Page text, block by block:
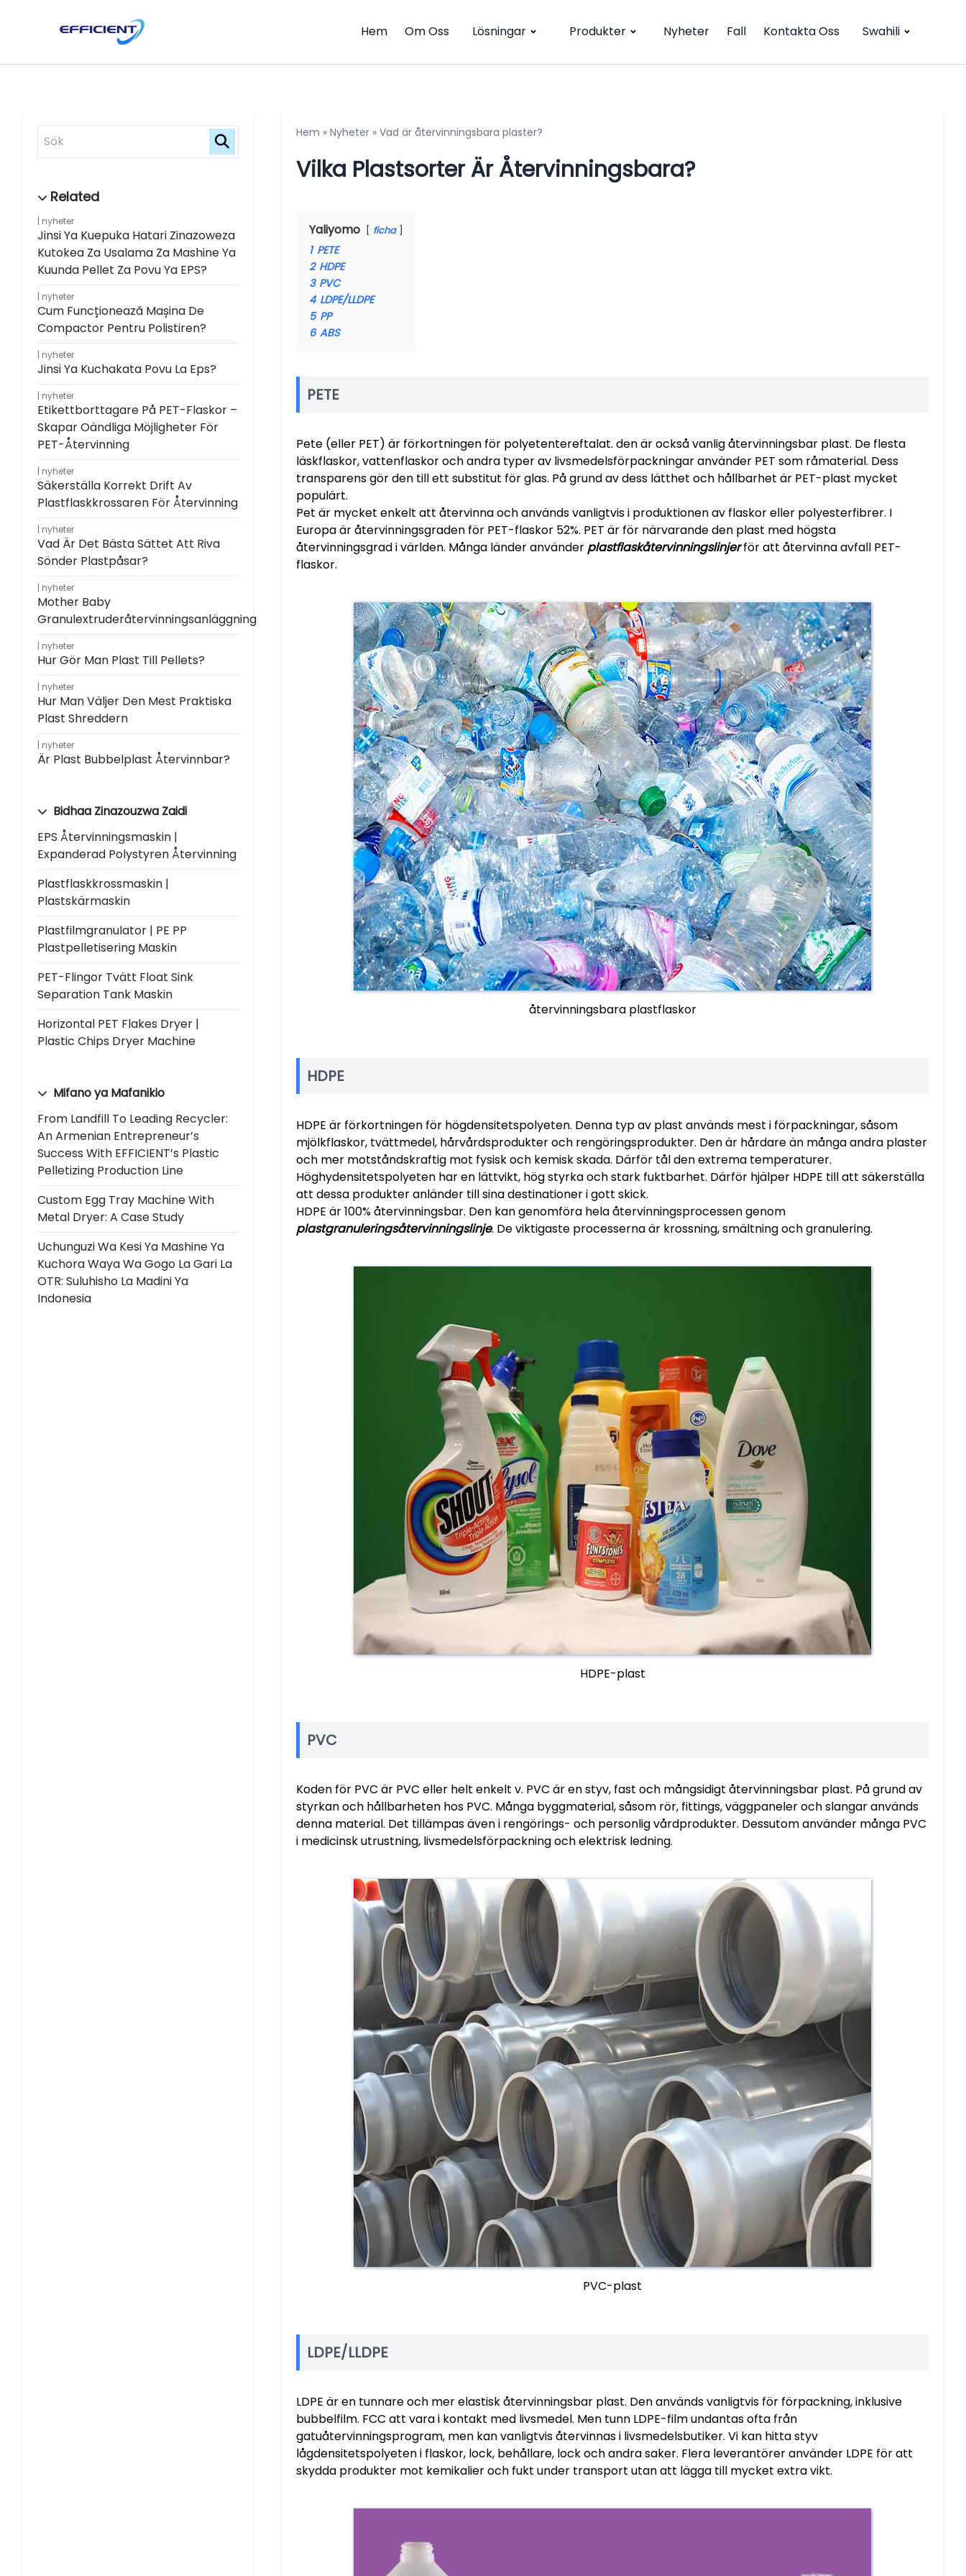
Hem Om Oss Lösningar Produkter Nyheter Fall Kontakta Oss Swahili
nyheter
Jinsi Ya Kuepuka Hatari Zinazoweza
Kutokea Za Usalama Za Mashine Ya
Kuunda Pellet Za Povu Ya EPS?
nyheter
Cum Funcționează Mașina De
Compactor Pentru Polistiren?
nyheter
Jinsi Ya Kuchakata Povu La Eps?
nyheter
Etikettborttagare På PET-Flaskor –
Skapar Oändliga Möjligheter För
PET-Återvinning
nyheter
Säkerställa Korrekt Drift Av
Plastflaskkrossaren För Återvinning
nyheter
Vad Är Det Bästa Sättet Att Riva
Sönder Plastpåsar?
nyheter
Mother Baby
Granulextruderåtervinningsanläggning
nyheter
Hur Gör Man Plast Till Pellets?
nyheter
Hur Man Väljer Den Mest Praktiska
Plast Shreddern
nyheter
Är Plast Bubbelplast Återvinnbar?
Bidhaa Zinazouzwa Zaidi
EPS Återvinningsmaskin |
Expanderad Polystyren Återvinning
Plastflaskkrossmaskin |
Plastskärmaskin
Plastfilmgranulator | PE PP
Plastpelletisering Maskin
PET-Flingor Tvätt Float Sink
Separation Tank Maskin
Horizontal PET Flakes Dryer |
Plastic Chips Dryer Machine
Mifano ya Mafanikio
From Landfill To Leading Recycler:
An Armenian Entrepreneur’s
Success With EFFICIENT’s Plastic
Pelletizing Production Line
Custom Egg Tray Machine With
Metal Dryer: A Case Study
Uchunguzi Wa Kesi Ya Mashine Ya
Kuchora Waya Wa Gogo La Gari La
OTR: Suluhisho La Madini Ya
Indonesia
Hem » Nyheter » Vad är återvinningsbara plaster?
Vilka Plastsorter Är Återvinningsbara?
Yaliyomo ficha
1 PETE
2 HDPE
3 PVC
4 LDPE/LLDPE
5 PP
6 ABS
PETE
Pete (eller PET) är förkortningen för polyetentereftalat. den är också vanlig återvinningsbar plast. De flesta
läskflaskor, vattenflaskor och andra typer av livsmedelsförpackningar använder PET som råmaterial. Dess
transparens gör den till ett substitut för glas. På grund av dess lätthet och hållbarhet är PET-plast mycket
populärt.
Pet är mycket enkelt att återvinna och används vanligtvis i produktionen av flaskor eller polyesterfibrer. I
Europa är återvinningsgraden för PET-flaskor 52%. PET är för närvarande den plast med högsta
återvinningsgrad i världen. Många länder använder plastflaskåtervinningslinjerför att återvinna avfall PET-
flaskor.
återvinningsbara plastflaskor
HDPE
HDPE är förkortningen för högdensitetspolyeten. Denna typ av plast används mest i förpackningar, såsom
mjölkflaskor, tvättmedel, hårvårdsprodukter och rengöringsprodukter. Den är hårdare än många andra plaster
och mer motståndskraftig mot fysisk och kemisk skada. Därför tål den extrema temperaturer.
Höghydensitetspolyeten har en lättvikt, hög styrka och stark fuktbarhet. Därför hjälper HDPE till att säkerställa
att dessa produkter anländer till sina destinationer i gott skick.
HDPE är 100% återvinningsbar. Den kan genomföra hela återvinningsprocessen genom
plastgranuleringsåtervinningslinje. De viktigaste processerna är krossning, smältning och granulering.
HDPE-plast
PVC
Koden för PVC är PVC eller helt enkelt v. PVC är en styv, fast och mångsidigt återvinningsbar plast. På grund av
styrkan och hållbarheten hos PVC. Många byggmaterial, såsom rör, fittings, väggpaneler och slangar används
denna material. Det tillämpas även i rengörings- och personlig vårdprodukter. Dessutom använder många PVC
i medicinsk utrustning, livsmedelsförpackning och elektrisk ledning.
PVC-plast
LDPE/LLDPE
LDPE är en tunnare och mer elastisk återvinningsbar plast. Den används vanligtvis för förpackning, inklusive
bubbelfilm. FCC att vara i kontakt med livsmedel. Men tunn LDPE-film undantas ofta från
gatuåtervinningsprogram, men kan vanligtvis återvinnas i livsmedelsbutiker. Vi kan hitta styv
lågdensitetspolyeten i flaskor, lock, behållare, lock och andra saker. Flera leverantörer använder LDPE för att
skydda produkter mot kemikalier och fukt under transport utan att lägga till mycket extra vikt.